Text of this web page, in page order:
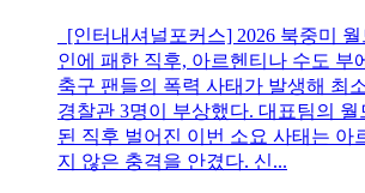
[인터내셔널포커스] 2026 북중미
인에 패한 직후, 아르헨티나 수도 부
축구 팬들의 폭력 사태가 발생해 최
경찰관 3명이 부상했다. 대표팀의
된 직후 벌어진 이번 소요 사태는 아
지 않은 충격을 안겼다. 신...